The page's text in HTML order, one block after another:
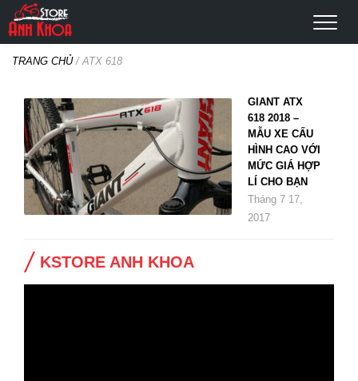
TRANG CHỦ/ATX 618
GIANT ATX
618 2018 –
MẪU XE CẤU
HÌNH CAO VỚI
MỨC GIÁ HỢP
LÍ CHO BẠN
Tháng 7 17,
2017
KSTORE ANH KHOA